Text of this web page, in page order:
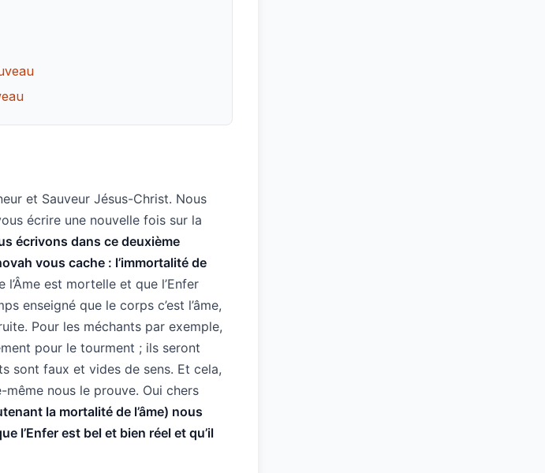
et Sauveur Jésus-Christ. Nous
écrire une nouvelle fois sur la
écrivons dans ce deuxième
vous cache : l’immortalité de
est mortelle et que l’Enfer
enseigné que le corps c’est l’âme,
Pour les méchants par exemple,
pour le tourment ; ils seront
sont faux et vides de sens. Et cela,
même nous le prouve. Oui chers
la mortalité de l’âme) nous
l’Enfer est bel et bien réel et qu’il